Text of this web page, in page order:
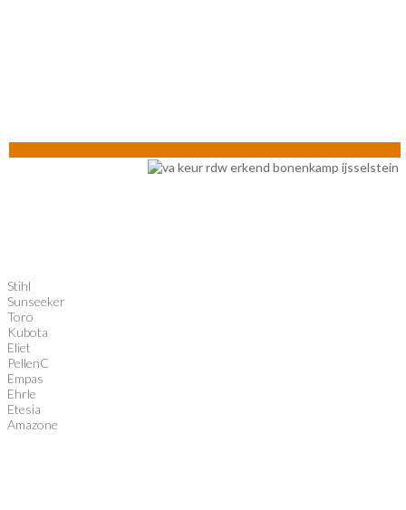
Stihl
Sunseeker
Toro
Kubota
Eliet
PellenC
Empas
Ehrle
Etesia
Amazone